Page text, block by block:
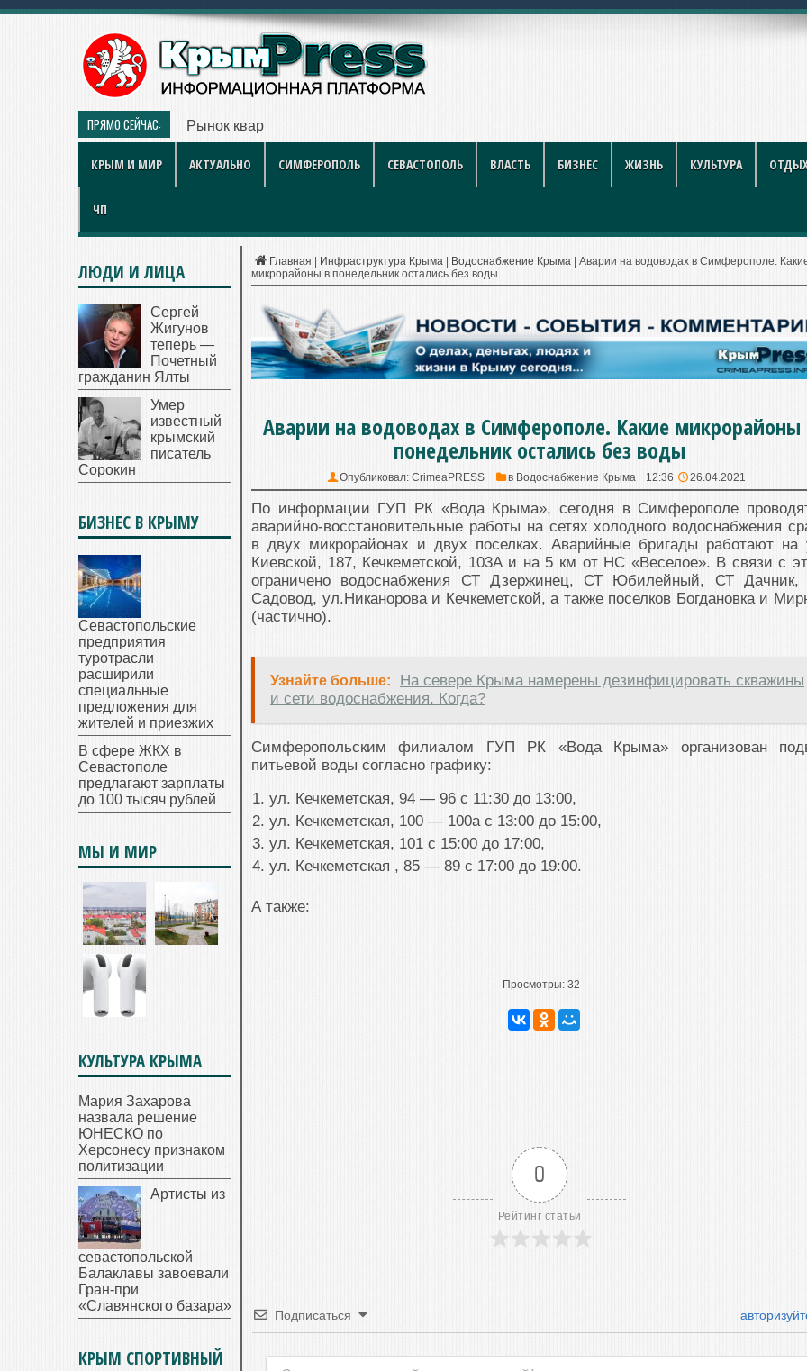
ПРЯМО СЕЙЧАС: Рынок квартир Энгельса в 2026 году: полный гид для покуп
КРЫМ И МИР АКТУАЛЬНО СИМФЕРОПОЛЬ СЕВАСТОПОЛЬ ВЛАСТЬ БИЗНЕС ЖИЗНЬ КУЛЬТУРА
ЧП
Главная Инфраструктура Крыма Водоснабжение Крыма
Аварии на водоводах в Симферополе.
микрорайоны в понедельник остались без воды
Аварии на водоводах в Симферополе. Какие микрорайоны
понедельник остались без воды
Опубликовал: CrimeaPRESS в Водоснабжение Крыма 12:36 26.04.2021
По информации ГУП РК «Вода Крыма», сегодня в Симферополе
аварийно-восстановительные работы на сетях холодного водоснабжения
в двух микрорайонах и двух поселках. Аварийные бригады работают на
Киевской, 187, Кечкеметской, 103А и на 5 км от НС «Веселое». В связи с
ограничено водоснабжения СТ Дзержинец, СТ Юбилейный, СТ
Садовод, ул.Никанорова и Кечкеметской, а также поселков Богдановка и
(частично).
Узнайте больше:
На севере Крыма намерены дезинфицировать скважины
и сети водоснабжения. Когда?
Симферопольским филиалом ГУП РК «Вода Крыма» организован
питьевой воды согласно графику:
ул. Кечкеметская, 94 — 96 с 11:30 до 13:00,
ул. Кечкеметская, 100 — 100а с 13:00 до 15:00,
ул. Кечкеметская, 101 с 15:00 до 17:00,
ул. Кечкеметская , 85 — 89 с 17:00 до 19:00.
А также:
Просмотры: 32
0
Рейтинг статьи
Подписаться
ЛЮДИ И ЛИЦА
Сергей
Жигунов
теперь —
Почетный
гражданин Ялты
Умер
известный
крымский
писатель
Сорокин
БИЗНЕС В КРЫМУ
Севастопольские
предприятия
туротрасли
расширили
специальные
предложения для
жителей и приезжих
В сфере ЖКХ в
Севастополе
предлагают зарплаты
до 100 тысяч рублей
МЫ И МИР
КУЛЬТУРА КРЫМА
Мария Захарова
назвала решение
ЮНЕСКО по
Херсонесу признаком
политизации
Артисты из
севастопольской
Балаклавы завоевали
Гран-при
«Славянского базара»
КРЫМ СПОРТИВНЫЙ